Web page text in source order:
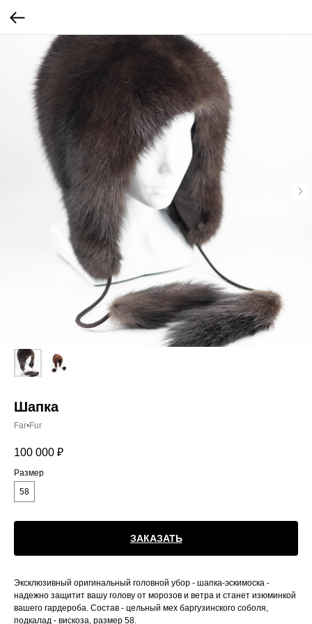
Шапка
Far•Fur
100 000 ₽
Размер
58
ЗАКАЗАТЬ
Эксклюзивный оригинальный головной убор - шапка-эскимоска -
надежно защитит вашу голову от морозов и ветра и станет изюминкой
вашего гардероба. Состав - цельный мех баргузинского соболя,
подкалад - вискоза, размер 58.